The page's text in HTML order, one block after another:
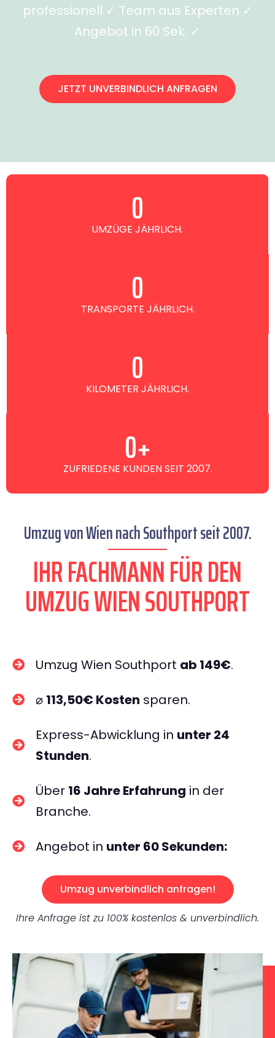
professionell ✓ Team aus Experten ✓
Angebot in 60 Sek. ✓
JETZT UNVERBINDLICH ANFRAGEN
UMZÜGE JÄHRLICH.
0
TRANSPORTE JÄHRLICH.
0
KILOMETER JÄHRLICH.
0
ZUFRIEDENE KUNDEN SEIT 2007.
0+
Umzug von Wien nach Southport seit 2007.
IHR FACHMANN FÜR DEN
UMZUG WIEN SOUTHPORT
Umzug Wien Southport ab 149€.
⌀ 113,50€ Kosten sparen.
Express-Abwicklung in unter 24
Stunden.
Über 16 Jahre Erfahrung in der
Branche.
Angebot in unter 60 Sekunden:
Umzug unverbindlich anfragen!
Ihre Anfrage ist zu 100% kostenlos & unverbindlich.